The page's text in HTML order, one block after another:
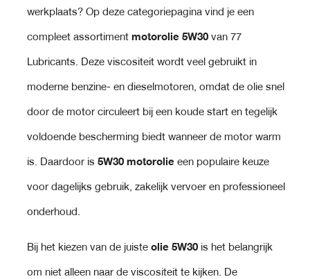
optie
op
productpagina
werkplaats? Op deze categoriepagina vind je een
compleet assortimentmotorolie 5W30 van 77
Lubricants. Deze viscositeit wordt veel gebruikt in
moderne benzine- en dieselmotoren, omdat de olie snel
door de motor circuleert bij een koude start en tegelijk
voldoende bescherming biedt wanneer de motor warm
is. Daardoor is5W30 motorolie een populaire keuze
voor dagelijks gebruik, zakelijk vervoer en professioneel
onderhoud.
Bij het kiezen van de juisteolie 5W30 is het belangrijk
om niet alleen naar de viscositeit te kijken. De